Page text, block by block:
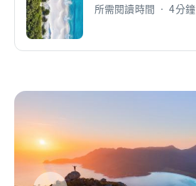
所需閱讀時間 • 4分鐘